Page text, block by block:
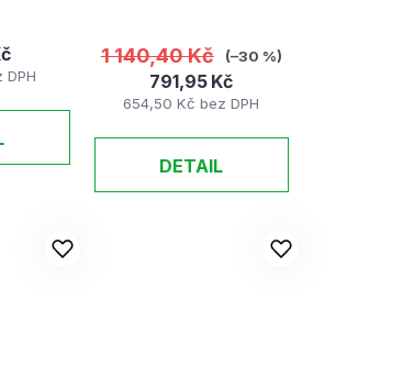
654,50 Kč bez DPH
791,95 Kč
1 140,40 Kč (–30 %)
DETAIL